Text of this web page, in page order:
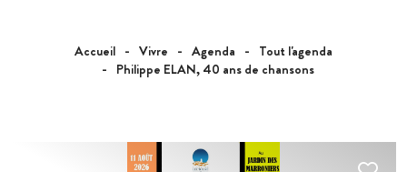
Accueil Vivre Agenda
Tout l'agenda
Philippe ELAN, 40 ans de chansons